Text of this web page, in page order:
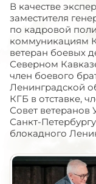
В качестве
заместителя
по кадровой
коммуникациям
ветеран боевых
Северном
член боевого
Ленинградской
КГБ в отставке,
Совет ветеранов
Санкт-
блокадного